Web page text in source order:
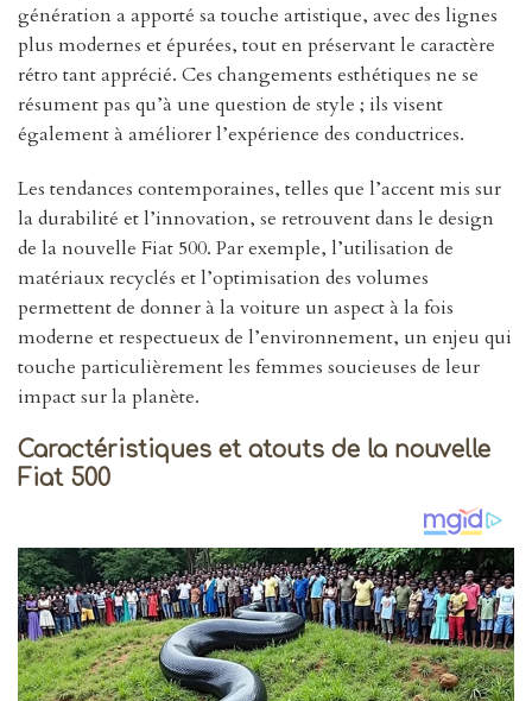
génération a apporté sa touche artistique, avec des lignes
plus modernes et épurées, tout en préservant le caractère
rétro tant apprécié. Ces changements esthétiques ne se
résument pas qu’à une question de style ; ils visent
également à améliorer l’expérience des conductrices.
Les tendances contemporaines, telles que l’accent mis sur
la durabilité et l’innovation, se retrouvent dans le design
de la nouvelle Fiat 500. Par exemple, l’utilisation de
matériaux recyclés et l’optimisation des volumes
permettent de donner à la voiture un aspect à la fois
moderne et respectueux de l’environnement, un enjeu qui
touche particulièrement les femmes soucieuses de leur
impact sur la planète.
Caractéristiques et atouts de la nouvelle
Fiat 500